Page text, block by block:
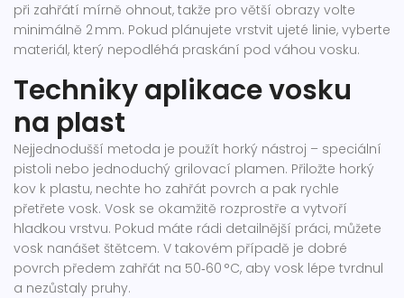
při zahřátí mírně ohnout, takže pro větší obrazy volte
minimálně 2 mm. Pokud plánujete vrstvit ujeté linie, vyberte
materiál, který nepodléhá praskání pod váhou vosku.
Techniky aplikace vosku
na plast
Nejjednodušší metoda je použít horký nástroj – speciální
pistoli nebo jednoduchý grilovací plamen. Přiložte horký
kov k plastu, nechte ho zahřát povrch a pak rychle
přetřete vosk. Vosk se okamžitě rozprostře a vytvoří
hladkou vrstvu. Pokud máte rádi detailnější práci, můžete
vosk nanášet štětcem. V takovém případě je dobré
povrch předem zahřát na 50‑60 °C, aby vosk lépe tvrdnul
a nezůstaly pruhy.